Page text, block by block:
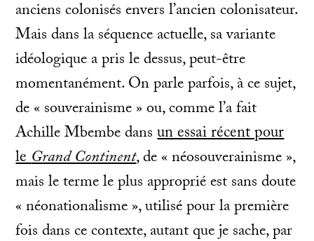
anciens colonisés envers l’ancien colonisateur.
Mais dans la séquence actuelle, sa variante
idéologique a pris le dessus, peut-être
momentanément. On parle parfois, à ce sujet,
de « souverainisme » ou, comme l’a fait
Achille Mbembe dansun essai récent pour
le Grand Continent, de « néosouverainisme »,
mais le terme le plus approprié est sans doute
« néonationalisme », utilisé pour la première
fois dans ce contexte, autant que je sache, par